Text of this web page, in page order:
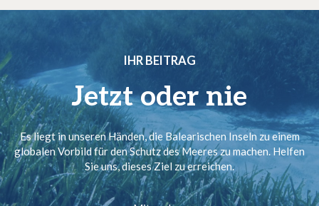
IHR BEITRAG
Jetzt oder nie
Es liegt in unseren Händen, die Balearischen Inseln zu einem
globalen Vorbild für den Schutz des Meeres zu machen. Helfen
Sie uns, dieses Ziel zu erreichen.